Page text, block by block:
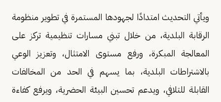
ويأتي التحديث امتدادًا لجهودها المستمرة في تطوير منظومة
الرقابة البلدية، من خلال تبني مسارات تنظيمية تركز على
المعالجة المبكرة، ورفع مستوى الامتثال، وتعزيز الوعي
بالاشتراطات البلدية، بما يسهم في الحد من المخالفات
القابلة للتلافي، ويدعم تحسين البيئة الحضرية، ويرفع كفاءة